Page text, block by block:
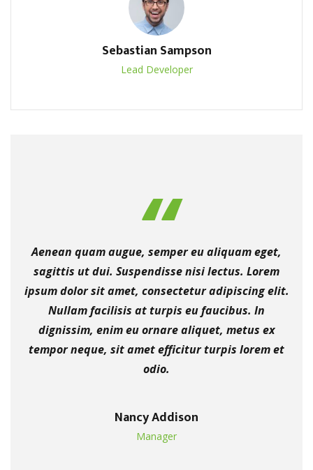
Sebastian Sampson
Lead Developer
Aenean quam augue, semper eu aliquam eget,
sagittis ut dui. Suspendisse nisi lectus. Lorem
ipsum dolor sit amet, consectetur adipiscing elit.
Nullam facilisis at turpis eu faucibus. In
dignissim, enim eu ornare aliquet, metus ex
tempor neque, sit amet efficitur turpis lorem et
odio.
Nancy Addison
Manager